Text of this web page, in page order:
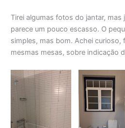
Tirei algumas fotos do jantar, mas
parece um pouco escasso. O
simples, mas bom. Achei curioso,
mesmas mesas, sobre indicação